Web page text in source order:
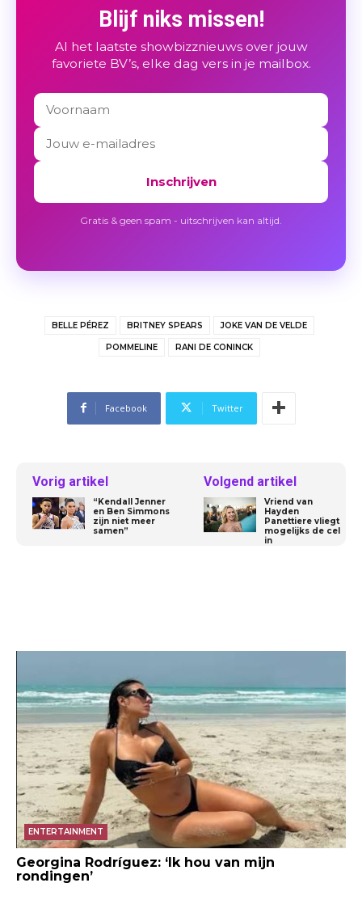
Blijf niks missen!
Al het laatste showbizznieuws over jouw
favoriete BV’s, elke dag vers in je mailbox.
Inschrijven
Gratis & geen spam - uitschrijven kan altijd.
BELLE PÉREZ BRITNEY SPEARS JOKE VAN DE VELDE
POMMELINE RANI DE CONINCK
Facebook Twitter
Vorig artikel
“Kendall Jenner
en Ben Simmons
zijn niet meer
samen”
Volgend artikel
Vriend van
Hayden
Panettiere vliegt
mogelijks de cel
in
ENTERTAINMENT
Georgina Rodríguez: ‘Ik hou van mijn
rondingen’